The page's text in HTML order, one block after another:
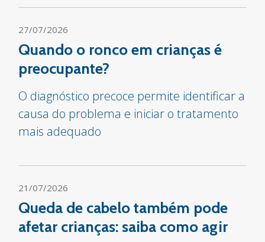
27/07/2026
Quando o ronco em crianças é
preocupante?
O diagnóstico precoce permite identificar a
causa do problema e iniciar o tratamento
mais adequado
21/07/2026
Queda de cabelo também pode
afetar crianças: saiba como agir